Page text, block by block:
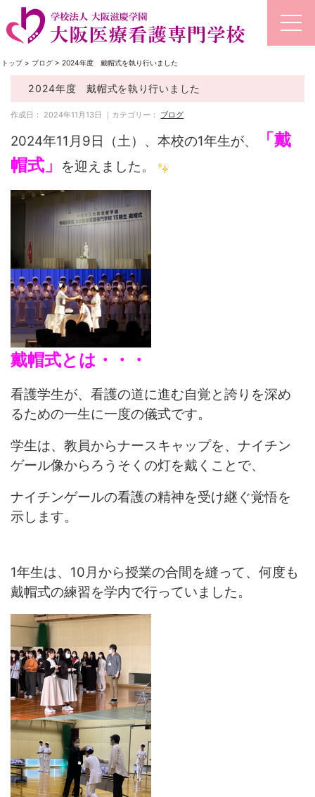
トップ> ブログ > 2024年度 戴帽式を執り行いました
2024年度 戴帽式を執り行いました
作成日： 2024年11月13日 ｜カテゴリー： ブログ
2024年11月9日（土）、本校の1年生が、
「戴
帽式」
を迎えました。
戴帽式とは・・・
看護学生が、看護の道に進む自覚と誇りを深め
るための一生に一度の儀式です。
学生は、教員からナースキャップを、ナイチン
ゲール像からろうそくの灯を戴くことで、
ナイチンゲールの看護の精神を受け継ぐ覚悟を
示します。
1年生は、10月から授業の合間を縫って、何度も
戴帽式の練習を学内で行っていました。